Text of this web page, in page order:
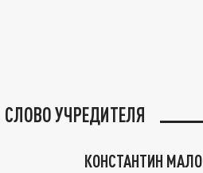
СЛОВО УЧРЕДИТЕЛЯ
КОНСТАНТИН